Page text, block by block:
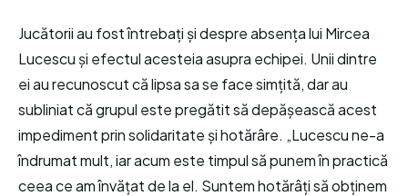
Jucătorii au fost întrebați și despre absența lui Mircea
Lucescu și efectul acesteia asupra echipei. Unii dintre
ei au recunoscut că lipsa sa se face simțită, dar au
subliniat că grupul este pregătit să depășească acest
impediment prin solidaritate și hotărâre. „Lucescu ne-a
îndrumat mult, iar acum este timpul să punem în practică
ceea ce am învățat de la el. Suntem hotărâți să obținem